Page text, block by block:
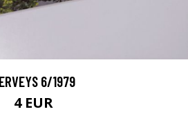
6/1979
4 EUR